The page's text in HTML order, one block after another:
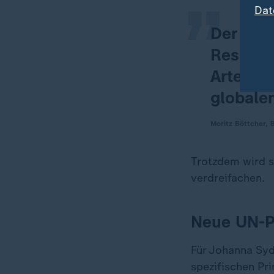
Der
Trotzdem wird
verdreifachen.
Neue UN-
Für Johanna
spezifischen